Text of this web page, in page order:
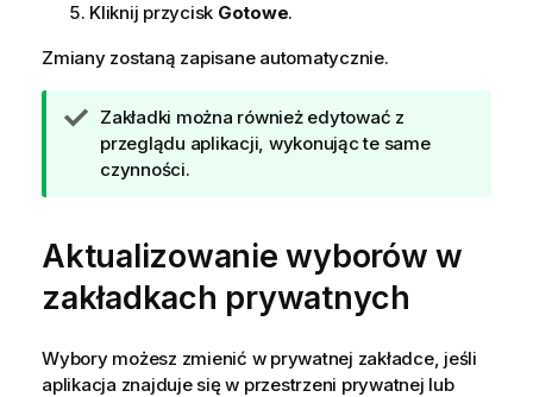
Kliknij przycisk Gotowe.
Zmiany zostaną zapisane automatycznie.
W
s
k
ó
w
k
Zakładki można również edytować z
przeglądu aplikacji, wykonując te same
czynności.
Aktualizowanie wyborów w
zakładkach prywatnych
Wybory możesz zmienić w prywatnej zakładce, jeśli
aplikacja znajduje się w przestrzeni prywatnej lub